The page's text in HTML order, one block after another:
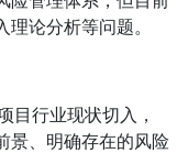
论分析等问题。
目行业现状切入，
景、明确存在的风险